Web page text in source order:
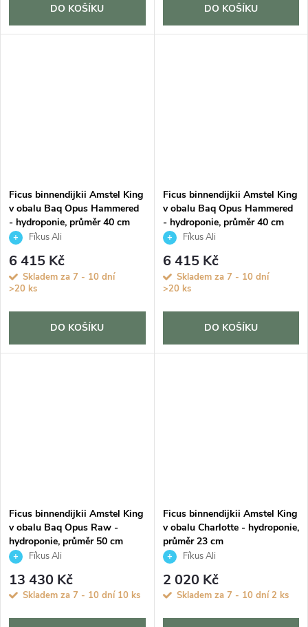
DO KOŠÍKU DO KOŠÍKU
Ficus binnendijkii Amstel King
v obalu Baq Opus Hammered
- hydroponie, průměr 40 cm
Fíkus Ali
6 415 Kč
Skladem za 7 - 10 dní
>20 ks
DO KOŠÍKU
Ficus binnendijkii Amstel King
v obalu Baq Opus Hammered
- hydroponie, průměr 40 cm
Fíkus Ali
6 415 Kč
Skladem za 7 - 10 dní
>20 ks
DO KOŠÍKU
Ficus binnendijkii Amstel King
v obalu Baq Opus Raw -
hydroponie, průměr 50 cm
Fíkus Ali
13 430 Kč
Skladem za 7 - 10 dní 10 ks
Ficus binnendijkii Amstel King
v obalu Charlotte - hydroponie,
průměr 23 cm
Fíkus Ali
2 020 Kč
Skladem za 7 - 10 dní 2 ks